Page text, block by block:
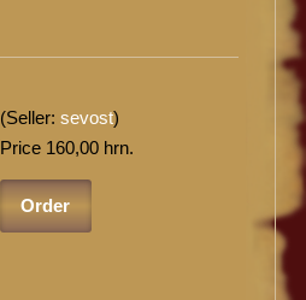
(Seller: sevost)
Price 160,00 hrn.
Order